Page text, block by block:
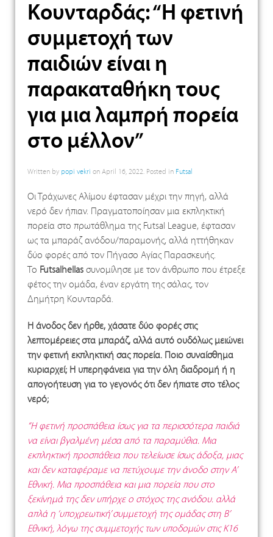
Κουνταρδάς: “Η φετινή
συμμετοχή των
παιδιών είναι η
παρακαταθήκη τους
για μια λαμπρή πορεία
στο μέλλον”
Written by popi vekri on April 16, 2022. Posted in Futsal
Οι Τράχωνες Αλίμου έφτασαν μέχρι την πηγή, αλλά
νερό δεν ήπιαν. Πραγματοποίησαν μια εκπληκτική
πορεία στο πρωτάθλημα της Futsal League, έφτασαν
ως τα μπαράζ ανόδου/παραμονής, αλλά ηττήθηκαν
δύο φορές από τον Πήγασο Αγίας Παρασκευής.
Το Futsalhellas συνομίλησε με τον άνθρωπο που έτρεξε
φέτος την ομάδα, έναν εργάτη της σάλας, τον
Δημήτρη Κουνταρδά.
Η άνοδος δεν ήρθε, χάσατε δύο φορές στις
λεπτομέρειες στα μπαράζ, αλλά αυτό ουδόλως μειώνει
την φετινή εκπληκτική σας πορεία. Ποιο συναίσθημα
κυριαρχεί; Η υπερηφάνεια για την όλη διαδρομή ή η
απογοήτευση για το γεγονός ότι δεν ήπιατε στο τέλος
νερό;
“Η φετινή προσπάθεια ίσως για τα περισσότερα παιδιά
να είναι βγαλμένη μέσα από τα παραμύθια. Μια
εκπληκτική προσπάθεια που τελείωσε ίσως άδοξα, μιας
και δεν καταφέραμε να πετύχουμε την άνοδο στην Α’
Εθνική. Μια προσπάθεια και μια πορεία που στο
ξεκίνημά της δεν υπήρχε ο στόχος της ανόδου. αλλά
απλά η ‘υποχρεωτική’ συμμετοχή της ομάδας στη Β’
Εθνική, λόγω της συμμετοχής των υποδομών στις Κ16